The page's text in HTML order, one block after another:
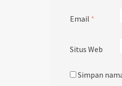
Email *
Situs Web
Simpan